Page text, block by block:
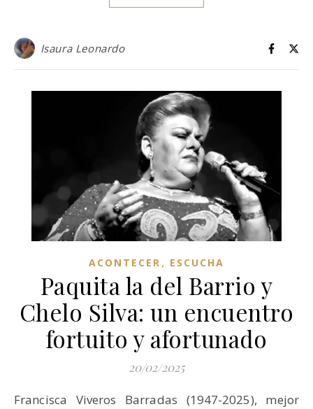
Isaura Leonardo
ACONTECER , ESCUCHA
Paquita la del Barrio y
Chelo Silva: un encuentro
fortuito y afortunado
20/02/2025
Francisca Viveros Barradas (1947-2025), mejor